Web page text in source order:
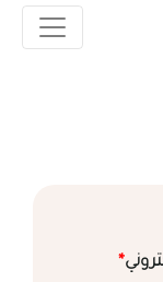
*